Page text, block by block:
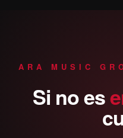
ARA MUSIC
Si noes